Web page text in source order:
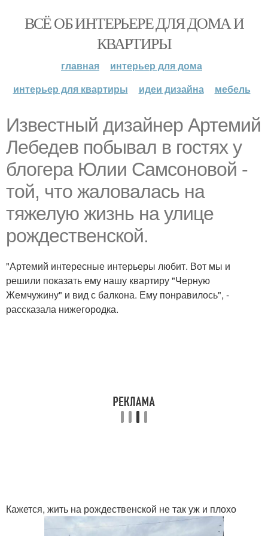
ВСЁ ОБ ИНТЕРЬЕРЕ ДЛЯ ДОМА И
КВАРТИРЫ
главная
интерьер для дома
интерьер для квартиры
идеи дизайна мебель
Известный дизайнер Артемий
Лебедев побывал в гостях у
блогера Юлии Самсоновой -
той, что жаловалась на
тяжелую жизнь на улице
рождественской.
"Артемий интересные интерьеры любит. Вот мы и
решили показать ему нашу квартиру "Черную
Жемчужину" и вид с балкона. Ему понравилось", -
рассказала нижегородка.
Кажется, жить на рождественской не так уж и плохо